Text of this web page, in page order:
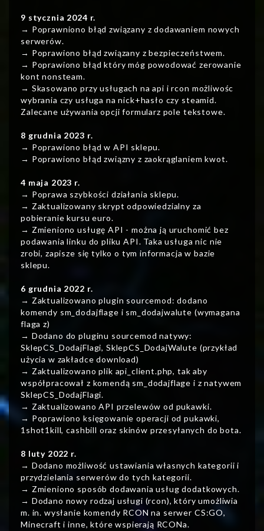
9 stycznia 2024 r.
→ Poprawniono błąd związany z dodawaniem nowych
serwerów.
→ Poprawiono błąd związany z bezpieczeństwem.
→ Poprawiono błąd który móg powodować zerowanie
kont nonsteam.
→ Skasowano przy usługach na api i rcon możliwośc
wybrania czy usługa na nick+hasło czy steamid.
Zalecane używania opcji formularz pole tekstowe.
8 grudnia 2023 r.
→ Poprawiono błąd w API sklepu.
→ Poprawiono błąd związny z zaokrąglaniem kwot.
4 maja 2023 r.
→ Poprawa szybkości działania sklepu.
→ Zaktualizowany skrypt odpowiedzialny za
pobieranie kursu euro.
→ Zmieniono usługę API - można ją uruchomić bez
podawania linku do pliku API. Taka usługa nic nie
zrobi, zapisze się tylko o tym informacja w bazie
sklepu.
6 grudnia 2022 r.
→ Zaktualizowano plugin sourcemod: dodano
komendy sm_dodajflage i sm_dodajwalute (wymagana
flaga z)
→ Dodano do pluginu sourcemod natywy:
SklepCS_DodajFlagi, SklepCS_DodajWalute (przykład
użycia w zakładce download)
→ Zaktualizowano plik api_client.php, tak aby
współpracował z komendą sm_dodajflage i z natywem
SklepCS_DodajFlagi.
→ Zaktualizowano API przelewów od pukawki.
→ Poprawiono księgowanie operacji od pukawki,
1shot1kill, cashbill oraz skinów przesyłanych do bota.
8 luty 2022 r.
→ Dodano możliwość ustawiania własnych kategorii i
przydzielania serwerów do tych kategorii.
→ Zmieniono sposób dodawania usług dodatkowych.
→ Dodano nowy rodzaj usługi (rcon), który umożliwia
m. in. wysłanie komendy RCON na serwer CS:GO,
Minecraft i inne, które wspierają RCONa.